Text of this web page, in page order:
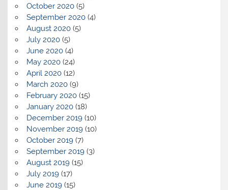
October 2020(5)
September 2020(4)
August 2020(5)
July 2020(5)
June 2020(4)
May 2020(24)
April 2020(12)
March 2020(9)
February 2020(15)
January 2020(18)
December 2019(10)
November 2019(10)
October 2019(7)
September 2019(3)
August 2019(15)
July 2019(17)
June 2019(15)